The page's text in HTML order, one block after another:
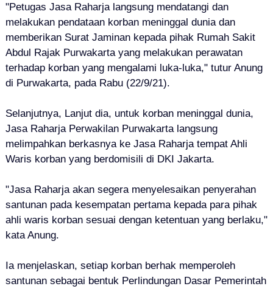
"Petugas Jasa Raharja langsung mendatangi dan
melakukan pendataan korban meninggal dunia dan
memberikan Surat Jaminan kepada pihak Rumah Sakit
Abdul Rajak Purwakarta yang melakukan perawatan
terhadap korban yang mengalami luka-luka," tutur Anung
di Purwakarta, pada Rabu (22/9/21).
Selanjutnya, Lanjut dia, untuk korban meninggal dunia,
Jasa Raharja Perwakilan Purwakarta langsung
melimpahkan berkasnya ke Jasa Raharja tempat Ahli
Waris korban yang berdomisili di DKI Jakarta.
"Jasa Raharja akan segera menyelesaikan penyerahan
santunan pada kesempatan pertama kepada para pihak
ahli waris korban sesuai dengan ketentuan yang berlaku,"
kata Anung.
Ia menjelaskan, setiap korban berhak memperoleh
santunan sebagai bentuk Perlindungan Dasar Pemerintah